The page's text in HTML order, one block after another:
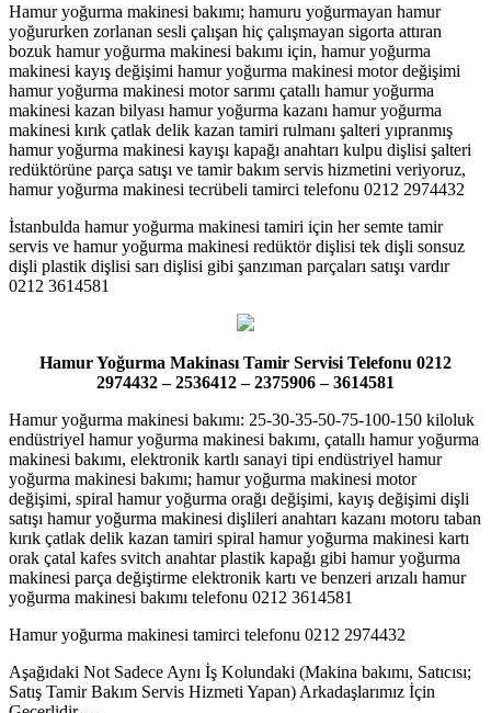
Hamur yoğurma makinesi bakımı; hamuru yoğurmayan hamur
yoğururken zorlanan sesli çalışan hiç çalışmayan sigorta attıran
bozuk hamur yoğurma makinesi bakımı için, hamur yoğurma
makinesi kayış değişimi hamur yoğurma makinesi motor değişimi
hamur yoğurma makinesi motor sarımı çatallı hamur yoğurma
makinesi kazan bilyası hamur yoğurma kazanı hamur yoğurma
makinesi kırık çatlak delik kazan tamiri rulmanı şalteri yıpranmış
hamur yoğurma makinesi kayışı kapağı anahtarı kulpu dişlisi şalteri
redüktörüne parça satışı ve tamir bakım servis hizmetini veriyoruz,
hamur yoğurma makinesi tecrübeli tamirci telefonu 0212 2974432
İstanbulda hamur yoğurma makinesi tamiri için her semte tamir
servis ve hamur yoğurma makinesi redüktör dişlisi tek dişli sonsuz
dişli plastik dişlisi sarı dişlisi gibi şanzıman parçaları satışı vardır
0212 3614581
Hamur Yoğurma Makinası Tamir Servisi Telefonu 0212
2974432 – 2536412 – 2375906 – 3614581
Hamur yoğurma makinesi bakımı: 25-30-35-50-75-100-150 kiloluk
endüstriyel hamur yoğurma makinesi bakımı, çatallı hamur yoğurma
makinesi bakımı, elektronik kartlı sanayi tipi endüstriyel hamur
yoğurma makinesi bakımı; hamur yoğurma makinesi motor
değişimi, spiral hamur yoğurma orağı değişimi, kayış değişimi dişli
satışı hamur yoğurma makinesi dişlileri anahtarı kazanı motoru taban
kırık çatlak delik kazan tamiri spiral hamur yoğurma makinesi kartı
orak çatal kafes svitch anahtar plastik kapağı gibi hamur yoğurma
makinesi parça değiştirme elektronik kartı ve benzeri arızalı hamur
yoğurma makinesi bakımı telefonu 0212 3614581
Hamur yoğurma makinesi tamirci telefonu 0212 2974432
Aşağıdaki Not Sadece Aynı İş Kolundaki (Makina bakımı, Satıcısı;
Satış Tamir Bakım Servis Hizmeti Yapan) Arkadaşlarımız İçin